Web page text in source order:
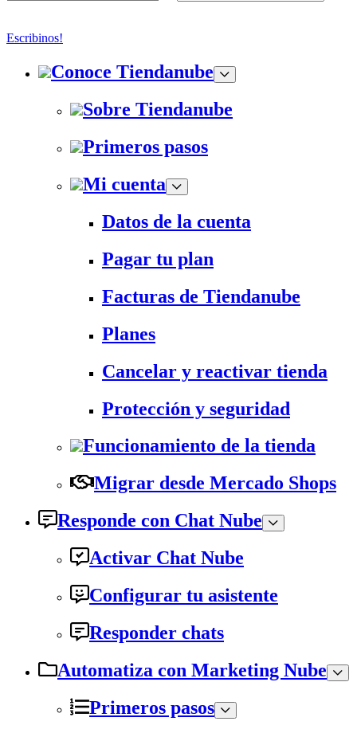
Escribinos!
Conoce Tiendanube
Sobre Tiendanube
Primeros pasos
Mi cuenta
Datos de la cuenta
Pagar tu plan
Facturas de Tiendanube
Planes
Cancelar y reactivar tienda
Protección y seguridad
Funcionamiento de la tienda
Migrar desde Mercado Shops
Responde con Chat Nube
Activar Chat Nube
Configurar tu asistente
Responder chats
Automatiza con Marketing Nube
Primeros pasos